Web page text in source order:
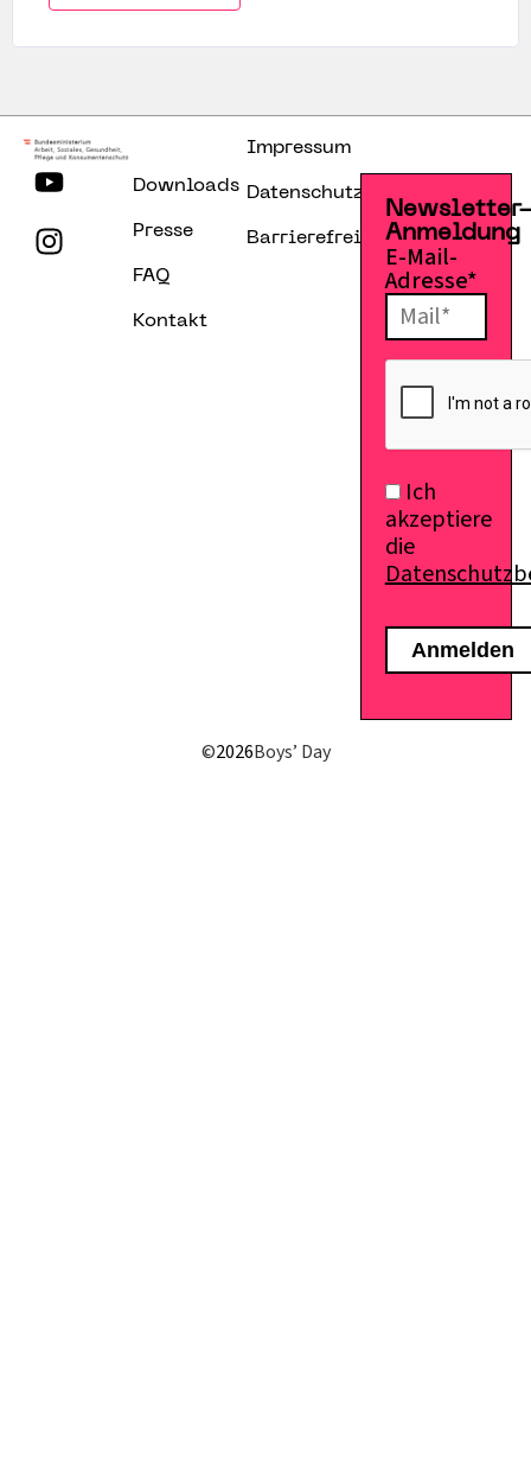
Downloads
Presse
FAQ
Kontakt
Impressum
Datenschutzerklärung
Barrierefreiheitserklärung
Anmeldung
E-Mail-
Adresse*
Ich
akzeptiere
die
©2026Boys’ Day